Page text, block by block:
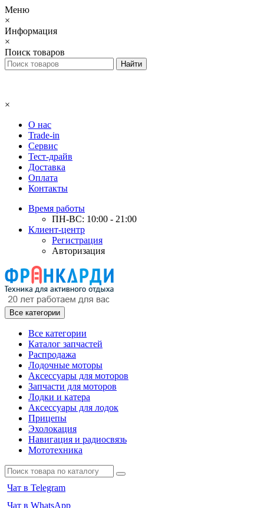
Меню
×
Информация
×
Поиск товаров
×
О нас
Trade-in
Сервис
Тест-драйв
Доставка
Оплата
Контакты
Время работы
ПН-ВС: 10:00 - 21:00
Клиент-центр
Регистрация
Авторизация
Все категории
Все категории
Каталог запчастей
Распродажа
Лодочные моторы
Аксессуары для моторов
Запчасти для моторов
Лодки и катера
Аксессуары для лодок
Прицепы
Эхолокация
Навигация и радиосвязь
Мототехника
Чат в Telegram
Чат в WhatsApp